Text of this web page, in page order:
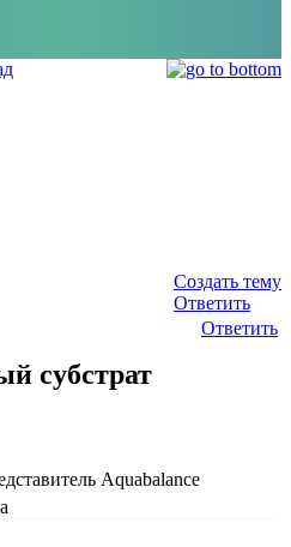
Создать тему
Ответить
Ответить
субстрат
Aquabalance